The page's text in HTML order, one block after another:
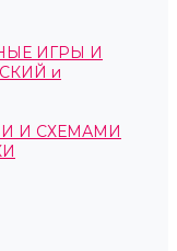
ИГРЫ И
и
И СХЕМАМИ